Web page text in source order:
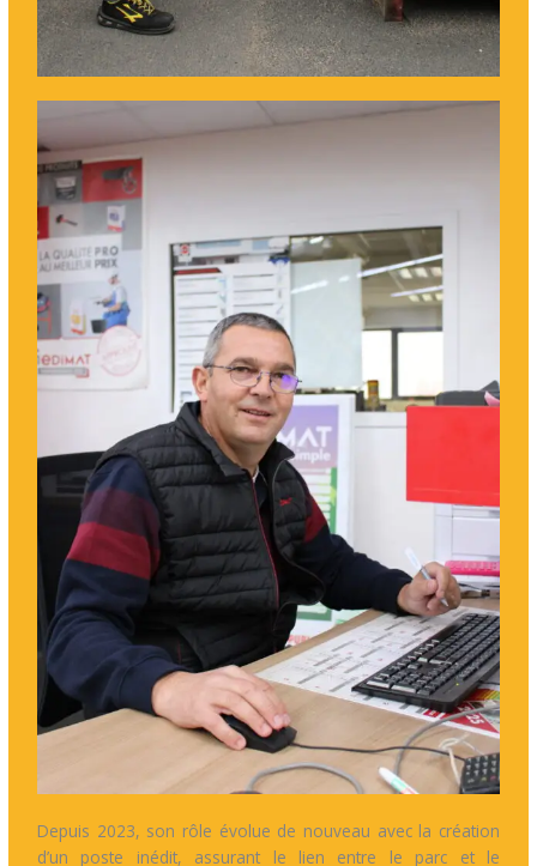
Depuis 2023, son rôle évolue de nouveau avec la création
d’un poste inédit, assurant le lien entre le parc et le